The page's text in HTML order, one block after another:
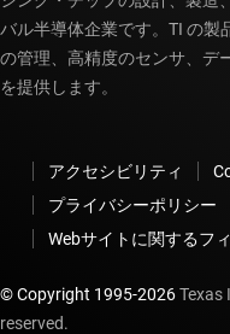
バル半導体企業です。TI の製
の管理、高精度のセンサ、デ
を提供します。
アクセシビリティ
プライバシーポリシー
Webサイトに関するフ
© Copyright 1995-2026Texas
reserved.